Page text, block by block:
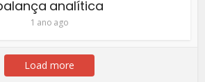
analítica
1 ano ago
Load more